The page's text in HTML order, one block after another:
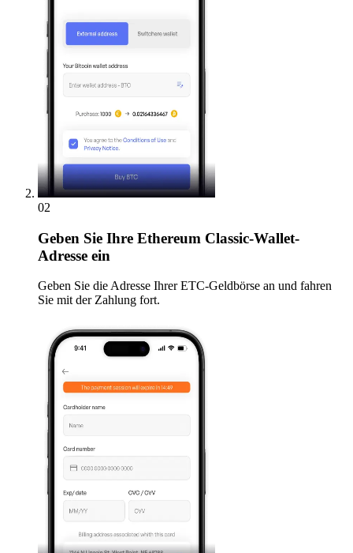
02
Geben Sie Ihre Ethereum Classic-Wallet-
Adresse ein
Geben Sie die Adresse Ihrer ETC-Geldbörse an und fahren
Sie mit der Zahlung fort.